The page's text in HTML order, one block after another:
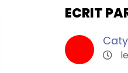
ECRIT